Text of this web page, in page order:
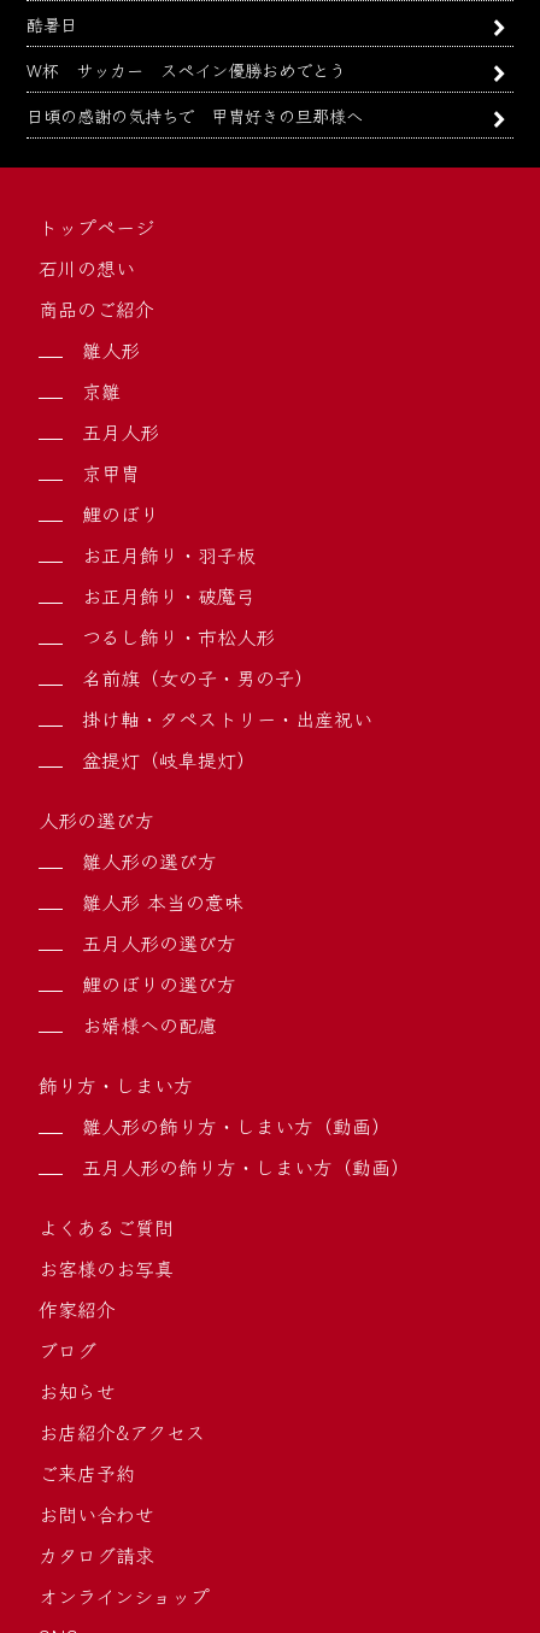
酷暑日
W杯 サッカー スペイン優勝おめでとう
日頃の感謝の気持ちで 甲冑好きの旦那様へ
トップページ
石川の想い
商品のご紹介
雛人形
京雛
五月人形
京甲冑
鯉のぼり
お正月飾り・羽子板
お正月飾り・破魔弓
つるし飾り・市松人形
名前旗（女の子・男の子）
掛け軸・タペストリー・出産祝い
盆提灯（岐阜提灯）
人形の選び方
雛人形の選び方
雛人形 本当の意味
五月人形の選び方
鯉のぼりの選び方
お婿様への配慮
飾り方・しまい方
雛人形の飾り方・しまい方（動画）
五月人形の飾り方・しまい方（動画）
よくあるご質問
お客様のお写真
作家紹介
ブログ
お知らせ
お店紹介&アクセス
ご来店予約
お問い合わせ
カタログ請求
オンラインショップ